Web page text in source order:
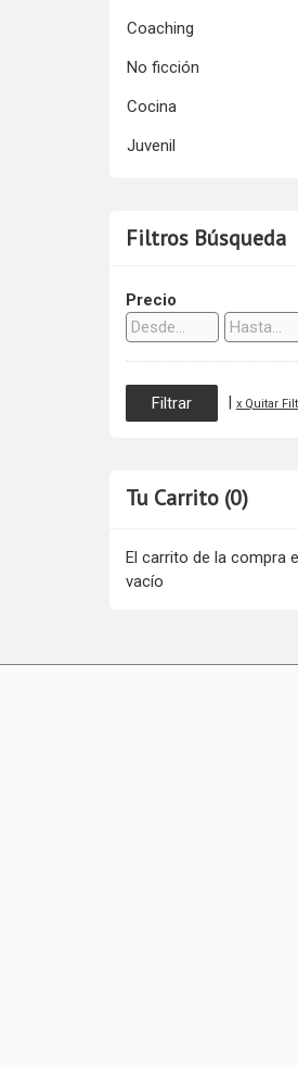
Coaching
No ficción
Cocina
Juvenil
Filtros Búsqueda
Precio
| x Quitar
Tu Carrito (0)
El carrito de la compra
vacío